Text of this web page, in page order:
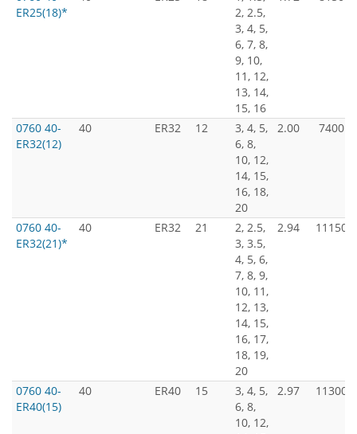
ER25(18)*
2, 2.5,
3, 4, 5,
6, 7, 8,
9, 10,
11, 12,
13, 14,
15, 16
0760 40-
ER32(12)
40 ER32 12
3, 4, 5,
6, 8,
10, 12,
14, 15,
16, 18,
20
2.00 7400
0760 40-
ER32(21)*
40 ER32 21
2, 2.5,
3, 3.5,
4, 5, 6,
7, 8, 9,
10, 11,
12, 13,
14, 15,
16, 17,
18, 19,
20
2.94 11150
0760 40-
ER40(15)
40 ER40 15
3, 4, 5,
6, 8,
10, 12,
2.97 11300